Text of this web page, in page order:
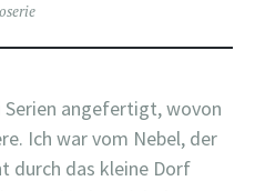
Serien angefertigt, wovon
Ich war vom Nebel, der
durch das kleine Dorf